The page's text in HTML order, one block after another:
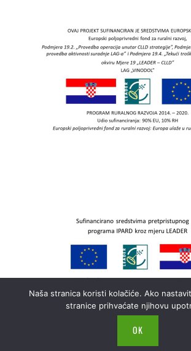
Naša stranica koristi kolačiće. Ako
stranice prihvaćate njihovu
OK